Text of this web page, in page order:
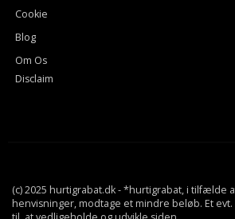
Cookie
Blog
Om Os
Disclaim
(c) 2025 hurtigrabat.dk - *hurtigrabat, i tilfælde
henvisninger, modtage et mindre beløb. Et